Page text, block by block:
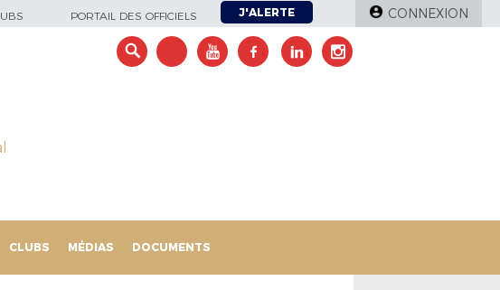
PORTAIL DES OFFICIELS J'ALERTE CONNEXION
CLUBS MÉDIAS DOCUMENTS